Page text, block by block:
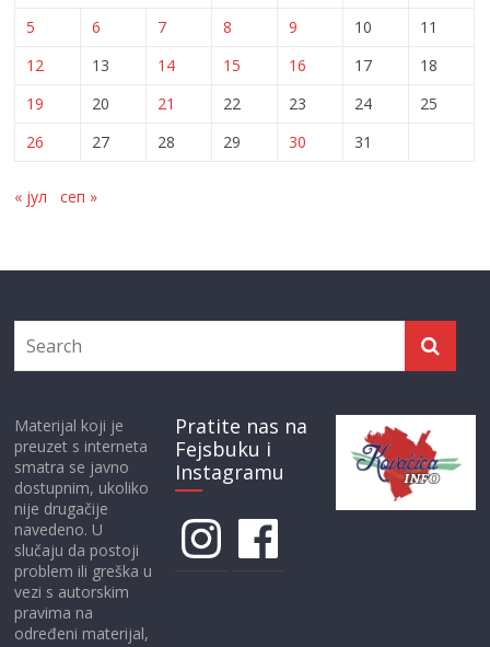
5
6 7 8 9 10
11
12
13 14 15 16 17
18
19
20 21 22 23 24
25
26
27 28 29 30 31
« јул сеп »
Materijal koji je
preuzet s interneta
smatra se javno
dostupnim, ukoliko
nije drugačije
navedeno. U
slučaju da postoji
problem ili greška u
vezi s autorskim
pravima na
određeni materijal,
Pratite nas na
Fejsbuku i
Instagramu
InstagramFacebook